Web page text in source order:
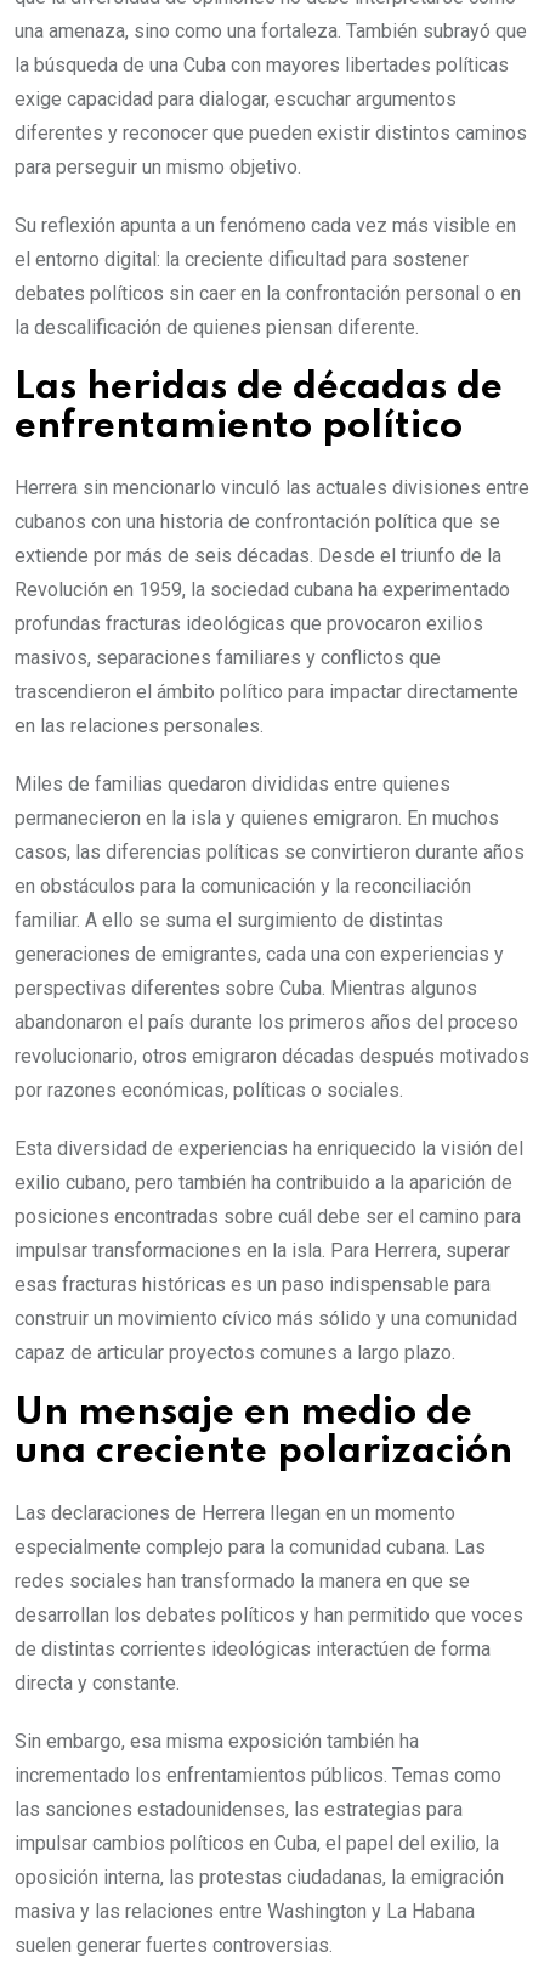
una amenaza, sino como una fortaleza. También subrayó que
la búsqueda de una Cuba con mayores libertades políticas
exige capacidad para dialogar, escuchar argumentos
diferentes y reconocer que pueden existir distintos caminos
para perseguir un mismo objetivo.
Su reflexión apunta a un fenómeno cada vez más visible en
el entorno digital: la creciente dificultad para sostener
debates políticos sin caer en la confrontación personal o en
la descalificación de quienes piensan diferente.
Las heridas de décadas de
enfrentamiento político
Herrera sin mencionarlo vinculó las actuales divisiones entre
cubanos con una historia de confrontación política que se
extiende por más de seis décadas. Desde el triunfo de la
Revolución en 1959, la sociedad cubana ha experimentado
profundas fracturas ideológicas que provocaron exilios
masivos, separaciones familiares y conflictos que
trascendieron el ámbito político para impactar directamente
en las relaciones personales.
Miles de familias quedaron divididas entre quienes
permanecieron en la isla y quienes emigraron. En muchos
casos, las diferencias políticas se convirtieron durante años
en obstáculos para la comunicación y la reconciliación
familiar. A ello se suma el surgimiento de distintas
generaciones de emigrantes, cada una con experiencias y
perspectivas diferentes sobre Cuba. Mientras algunos
abandonaron el país durante los primeros años del proceso
revolucionario, otros emigraron décadas después motivados
por razones económicas, políticas o sociales.
Esta diversidad de experiencias ha enriquecido la visión del
exilio cubano, pero también ha contribuido a la aparición de
posiciones encontradas sobre cuál debe ser el camino para
impulsar transformaciones en la isla. Para Herrera, superar
esas fracturas históricas es un paso indispensable para
construir un movimiento cívico más sólido y una comunidad
capaz de articular proyectos comunes a largo plazo.
Un mensaje en medio de
una creciente polarización
Las declaraciones de Herrera llegan en un momento
especialmente complejo para la comunidad cubana. Las
redes sociales han transformado la manera en que se
desarrollan los debates políticos y han permitido que voces
de distintas corrientes ideológicas interactúen de forma
directa y constante.
Sin embargo, esa misma exposición también ha
incrementado los enfrentamientos públicos. Temas como
las sanciones estadounidenses, las estrategias para
impulsar cambios políticos en Cuba, el papel del exilio, la
oposición interna, las protestas ciudadanas, la emigración
masiva y las relaciones entre Washington y La Habana
suelen generar fuertes controversias.